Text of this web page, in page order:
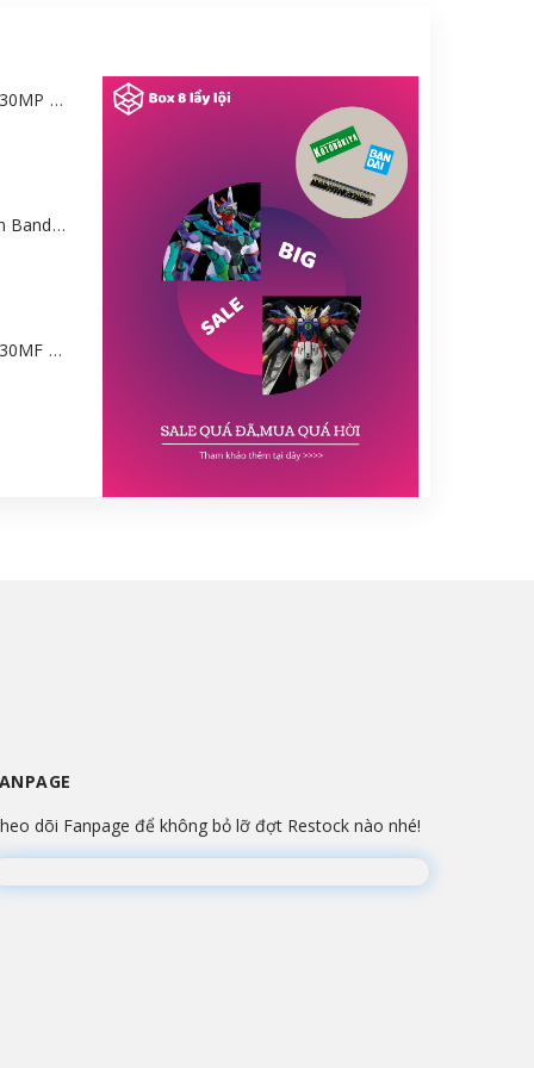
Mô hình Bandai 30MP Rei Ayanami (PLUG SUIT Ver.) – Evangelion [GDB] [30MP]
Mô hình Gundam Bandai HGGQ GFreD 1/144 [GDB] [BHG]
Mô hình Bandai 30MF Liber Wizard [GDB] [30MF]
dõi Fanpage để không bỏ lỡ đợt Restock nào nhé!
Đang lắp ráp Fanpage...